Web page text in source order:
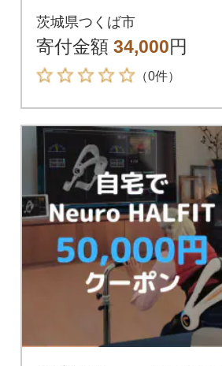
茨城県つくば市
寄付金額 34,000円
（0件）